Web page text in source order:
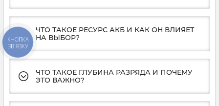
ЧТО ТАКОЕ РЕСУРС АКБ И КАК ОН ВЛИЯЕТ
НА ВЫБОР?
ЧТО ТАКОЕ ГЛУБИНА РАЗРЯДА И ПОЧЕМУ
ЭТО ВАЖНО?
КНОПКА
ЗВ'ЯЗКУ